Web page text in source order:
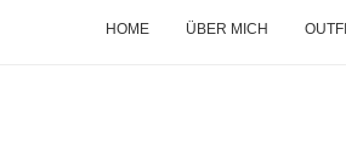
HOME ÜBER MICH